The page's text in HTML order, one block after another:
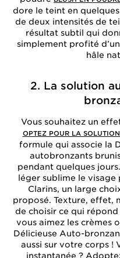
dore le teint en
de deux intensités de
résultat subtil qui
simplement profité
hâle
2. La solution
Vous souhaitez un
OPTEZ POUR LA
formule qui associe la
autobronzants
pendant quelques
léger sublime le visage
Clarins, un large
proposé. Texture, effet,
de choisir ce qui répond
vous aimez les crèmes
Délicieuse Auto-
aussi sur votre corps !
instantanée ?